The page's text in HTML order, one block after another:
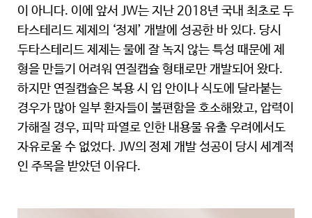
이 아니다. 이에 앞서 JW는 지난 2018년 국내 최초로 두
타스테리드 제제의 ‘정제’ 개발에 성공한 바 있다. 당시
두타스테리드 제제는 물에 잘 녹지 않는 특성 때문에 제
형을 만들기 어려워 연질캡슐 형태로만 개발되어 왔다.
하지만 연질캡슐은 복용 시 입 안이나 식도에 달라붙는
경우가 많아 일부 환자들이 불편함을 호소해왔고, 압력이
가해질 경우, 피막 파열로 인한 내용물 유출 우려에서도
자유로울 수 없었다. JW의 정제 개발 성공이 당시 세계적
인 주목을 받았던 이유다.